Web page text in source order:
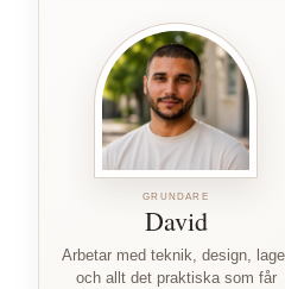
GRUNDARE
David
Arbetar med teknik, design,
och allt det praktiska som får